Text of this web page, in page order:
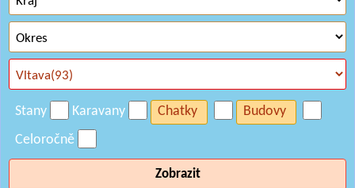
Stany Karavany Chatky
Budovy
Celoročně
Zobrazit